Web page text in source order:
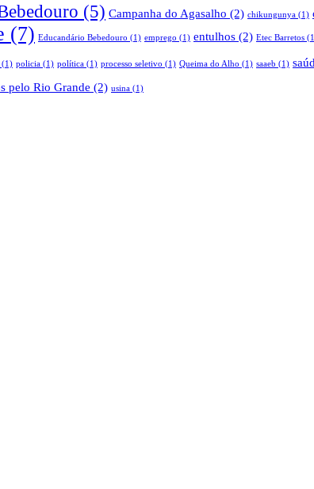
(5) Campanha do Agasalho (2) chikungunya (1)
(7) Educandário Bebedouro (1) emprego (1) entulhos (2) Etec Barretos
(1) policia (1) política (1) processo seletivo (1) Queima do Alho (1) saaeb (1)
pelo Rio Grande (2) usina (1)